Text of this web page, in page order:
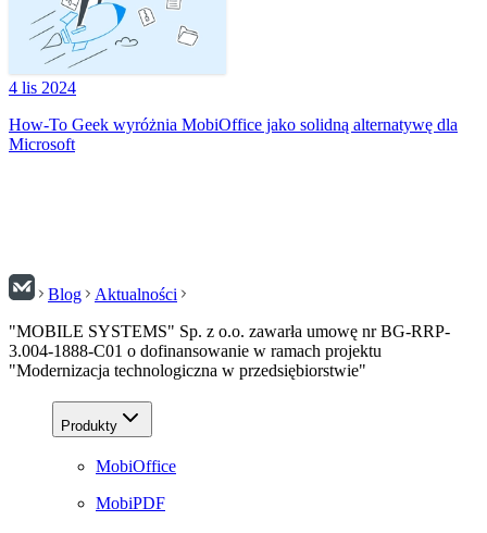
4 lis 2024
How-To Geek wyróżnia MobiOffice jako solidną alternatywę dla
Microsoft
Blog
Aktualności
"MOBILE SYSTEMS" Sp. z o.o. zawarła umowę nr BG-RRP-
3.004-1888-C01 o dofinansowanie w ramach projektu
"Modernizacja technologiczna w przedsiębiorstwie"
Produkty
MobiOffice
MobiPDF